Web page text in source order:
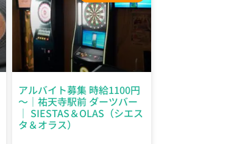
アルバイト募集 時給1100円
～｜祐天寺駅前 ダーツバー
｜ SIESTAS＆OLAS（シエス
タ＆オラス）